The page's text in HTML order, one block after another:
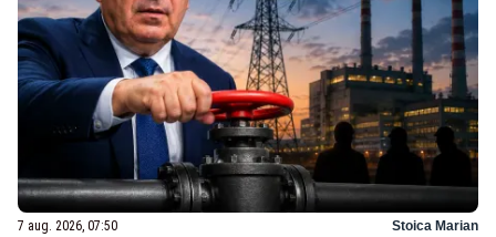
7 aug. 2026, 07:50 Stoica Marian